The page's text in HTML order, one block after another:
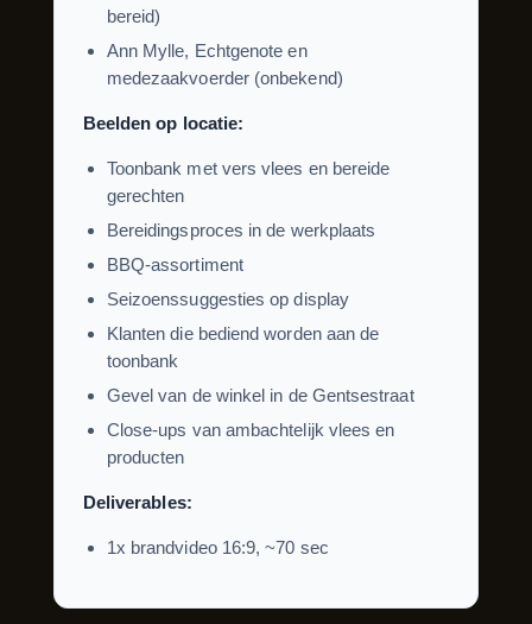
bereid)
Ann Mylle, Echtgenote en
medezaakvoerder (onbekend)
Beelden op locatie:
Toonbank met vers vlees en bereide
gerechten
Bereidingsproces in de werkplaats
BBQ-assortiment
Seizoenssuggesties op display
Klanten die bediend worden aan de
toonbank
Gevel van de winkel in de Gentsestraat
Close-ups van ambachtelijk vlees en
producten
Deliverables:
1x brandvideo 16:9, ~70 sec